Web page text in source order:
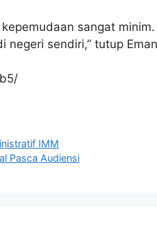
sangat
negeri sendiri,” tutup
IMM
Pasca Audiensi